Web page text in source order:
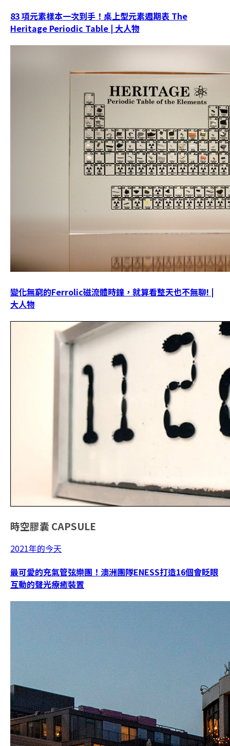
83 項元素樣本一次到手！桌上型元素週期表 The
Heritage Periodic Table | 大人物
變化無窮的Ferrolic磁流體時鐘，就算看整天也不無聊! |
大人物
時空膠囊 CAPSULE
2021年的今天
最可愛的充氣管弦樂團！澳洲團隊ENESS打造16個會眨眼
互動的聲光療癒裝置